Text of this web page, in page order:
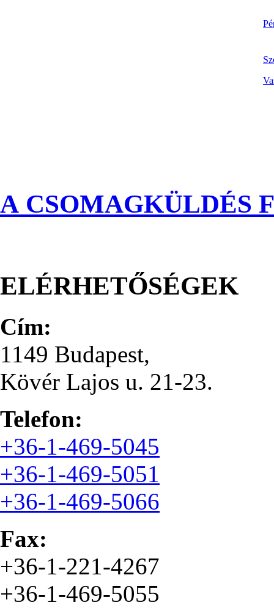
A CSOMAGKÜLDÉS
ELÉRHETŐSÉGEK
Cím:
1149 Budapest,
Kövér Lajos u. 21-23.
Telefon:
+36-1-469-5045
+36-1-469-5051
+36-1-469-5066
Fax:
+36-1-221-4267
+36-1-469-5055